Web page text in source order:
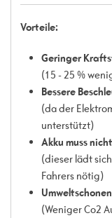
Vorteile:
Geringer
(15 - 25 %
Bessere
(da der
unterstützt)
Akku muss
(dieser lädt
Fahrers nötig)
(Weniger Co2